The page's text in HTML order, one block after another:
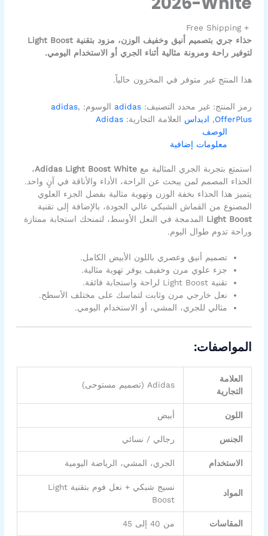
+ Free Shipping
حذاء جري بتصميم أنيق وخفيف الوزن، مزود بتقنية Light Boost
لتوفير راحة ومرونة مثالية أثناء الجري أو الاستخدام اليومي.
هذا المنتج غير متوفر في المخزون حالياً.
رمز المنتج:غير محدد التصنيف:adidas الوسوم: adidas,
OfferPlus
, اديداس العلامة التجارية:Adidas
الوصف
معلومات إضافية
استمتع بتجربة الجري المثالية معAdidas Light Boost White،
الحذاء المصمم لمن يبحث عن الراحة، الأداء والأناقة في آنٍ واحد.
يتميز هذا الحذاء بخفة الوزن وتهوية مثالية بفضل الجزء العلوي
المصنوع من القماش الشبكي عالي الجودة، بالإضافة إلى تقنية
Light Boost المدمجة في النعل الأوسط، لتمنحك استجابة ممتازة
وراحة تدوم طوال اليوم.
تصميم أنيق وعصري باللون الأبيض الكامل.
جزء علوي مرن وخفيف يوفر تهوية مثالية.
تقنية Light Boost لراحة واستجابة فائقة.
نعل خارجي مرن وثابت لتماسك على مختلف الأسطح.
مثالي للجري، المشي، أو الاستخدام اليومي.
المواصفات:
العلامة
التجارية
Adidas (تصميم مستوحى)
اللون أبيض
الجنس رجالي / نسائي
الاستخدام الجري، المشي، الرياضة اليومية
المواد
نسيج شبكي + نعل فوم بتقنية Light
Boost
المقاسات من 40 إلى 45